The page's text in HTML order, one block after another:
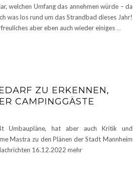
welchen Umfang das annehmen würde – da
was los rund um das Strandbad dieses Jahr!
aber eben auch wieder einiges …
ZU ERKENNEN,
CAMPINGGÄSTE
Umbaupläne, hat aber auch Kritik und
Mastra zu den Plänen der Stadt Mannheim
16.12.2022 mehr